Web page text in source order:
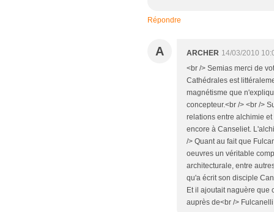
Répondre
A ARCHER 14/03/2010
<br /> Semias merci de
Cathédrales est
magnétisme que
concepteur.<br /> <br />
relations entre alchimie
encore à Canseliet.
/> Quant au fait que
oeuvres un véritable
architecturale, entre
qu'a écrit son disciple
Et il ajoutait naguère que
auprès de<br />